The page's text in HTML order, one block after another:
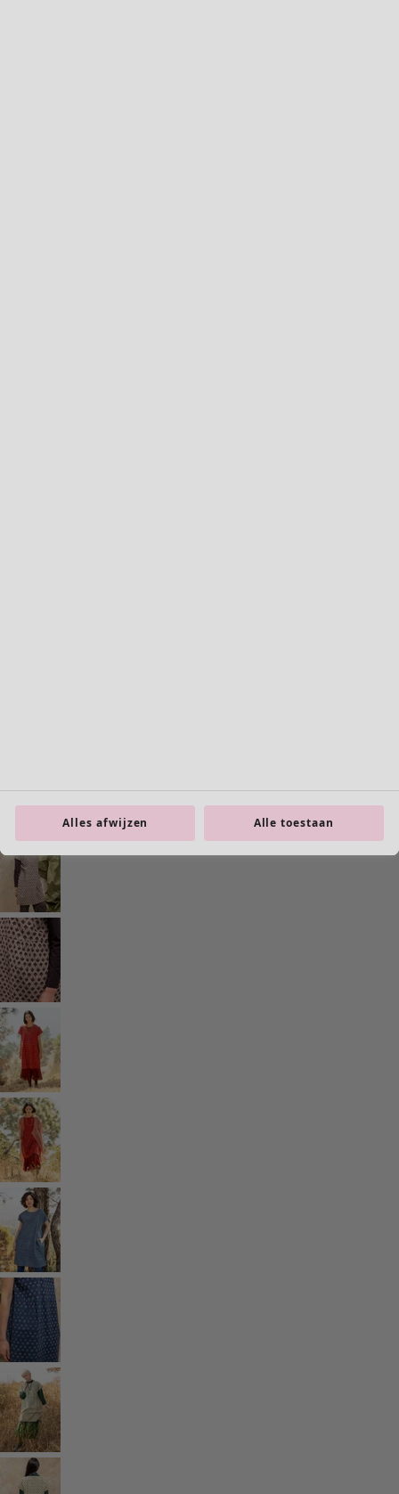
Nieuw
Alle woonartikelen
Gordijnen
Kussens & Kussenhoezen
Vloerkleden
Badstof
Boeken
Eerdere favorieten
Ruimtes
Badkamer
Inrichting
Keuken & eetkamer
Shop de stijl
Klassiek en traditioneel interieur
Traditioneel interieur
Landelijk interieur
Speels interieur
Kleurrijk interieur
Alles afwijzen Alle toestaan